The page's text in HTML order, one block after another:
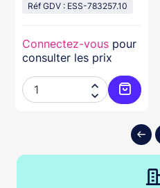
au panier
Réf GDV : ESS-783257.10
Connectez-vous pour
consulter les prix

